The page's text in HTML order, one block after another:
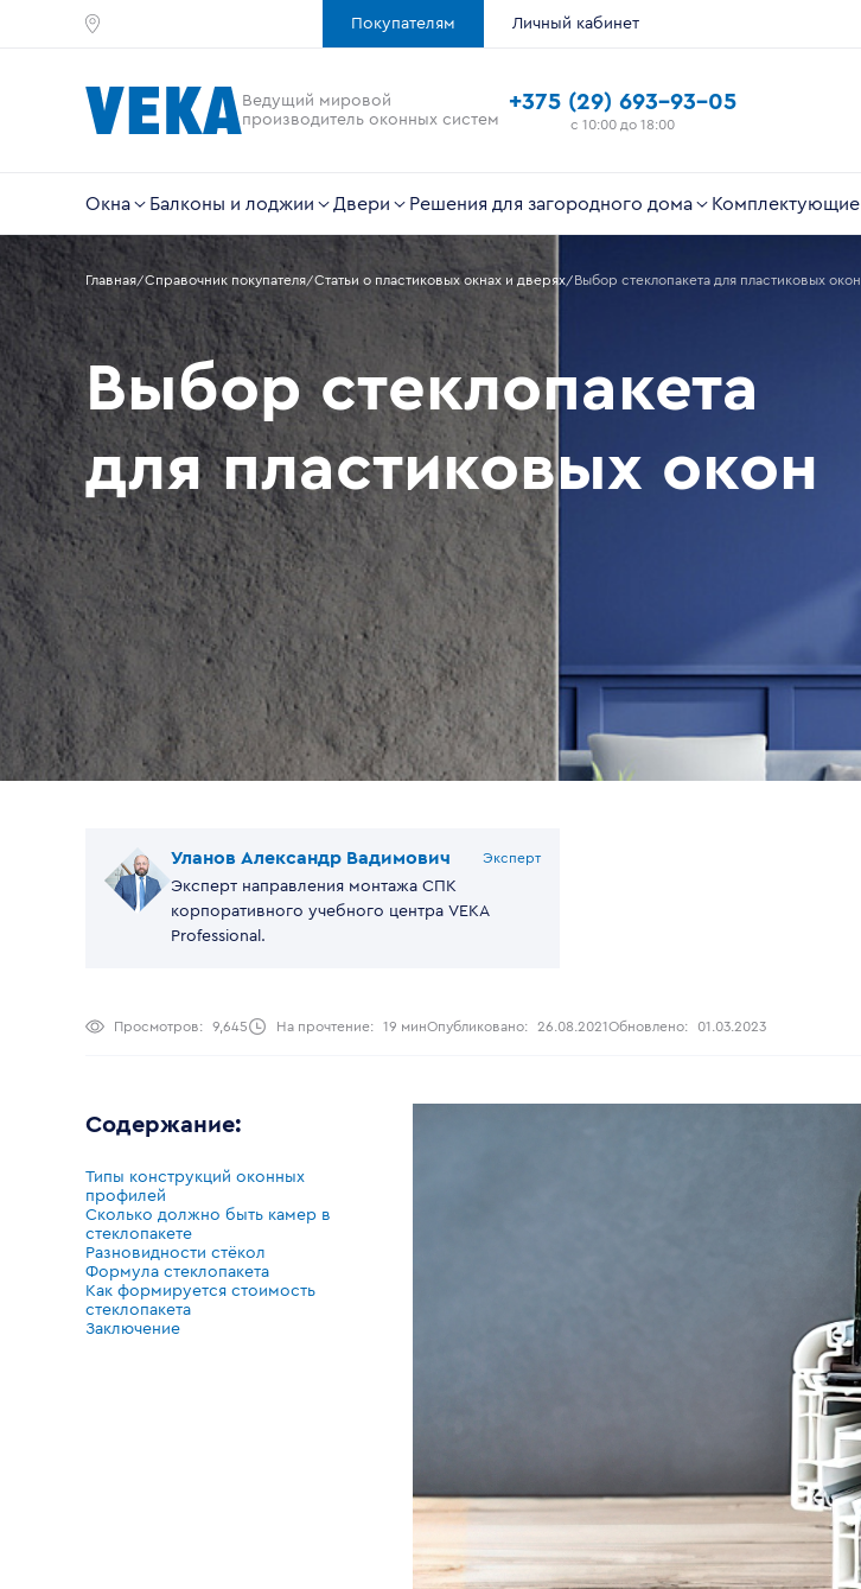
Покупателям Личный кабинет
Ведущий мировой
производитель оконных систем
+375 (29) 693-93-05
с 10:00 до 18:00
Окна Балконы и лоджии Двери Решения для загородного дома Комплектующие
Главная Справочник покупателя Статьи о пластиковых окнах и дверях Выбор стеклопакета для пластиковых окон
Выбор стеклопакета
для пластиковых окон
Уланов Александр Вадимович Эксперт
Эксперт направления монтажа СПК
корпоративного учебного центра VEKA
Professional.
Просмотров: 9,645 На прочтение: 19 минОпубликовано: 26.08.2021Обновлено: 01.03.2023
Содержание:
Типы конструкций оконных
профилей
Сколько должно быть камер в
стеклопакете
Разновидности стёкол
Формула стеклопакета
Как формируется стоимость
стеклопакета
Заключение